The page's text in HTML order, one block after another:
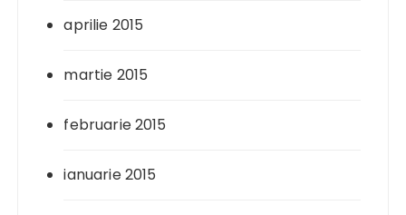
aprilie 2015
martie 2015
februarie 2015
ianuarie 2015